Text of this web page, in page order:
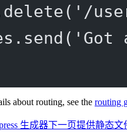
delete( '/
send ( 'Got
about routing, see the routing
生成器下一页提供静态文